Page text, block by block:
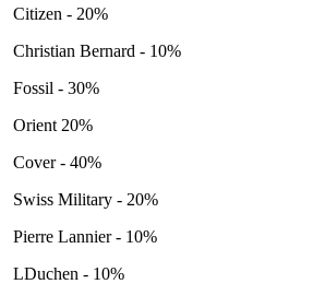
Citizen - 20%
Christian Bernard - 10%
Fossil - 30%
Orient 20%
Cover - 40%
Swiss Military - 20%
Pierre Lannier - 10%
LDuchen - 10%